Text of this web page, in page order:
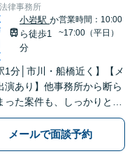
律事務所
小岩駅か
ら徒歩1
分
営業時間：10:00
~17:00（平日）
1分│市川・船橋近く】【メ
演あり】他事務所から断ら
った案件も、しっかりと面
的アドバイスをいたします
績約1000件】豊富な離婚調
実績あり【不動産業界出
メールで面談予約